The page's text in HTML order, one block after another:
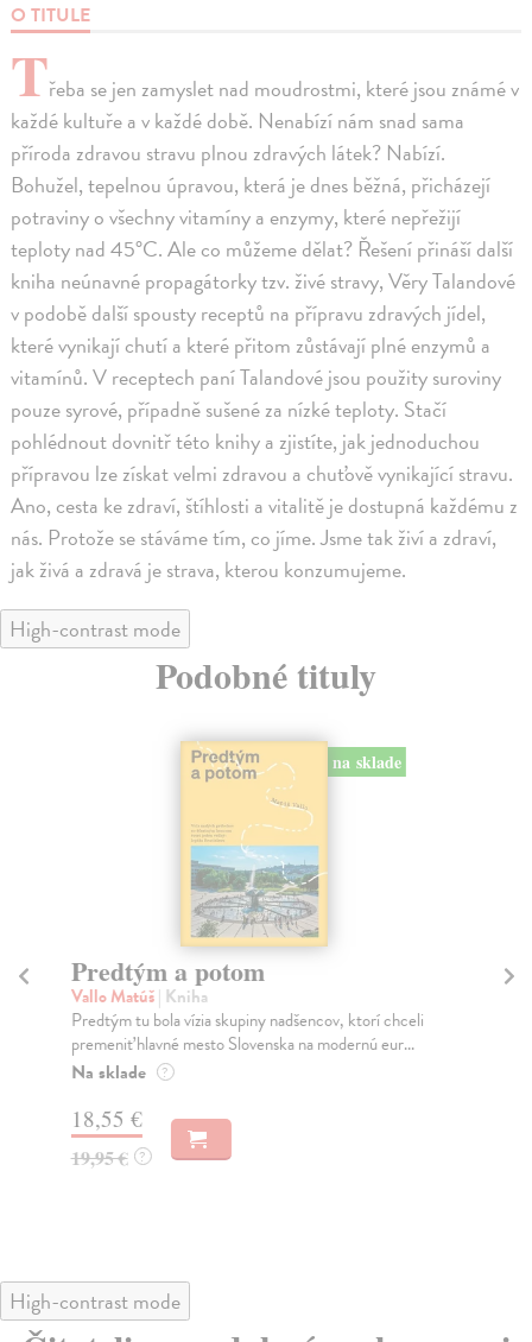
O TITULE
Třeba se jen zamyslet nad moudrostmi, které jsou známé v
každé kultuře a v každé době. Nenabízí nám snad sama
příroda zdravou stravu plnou zdravých látek? Nabízí.
Bohužel, tepelnou úpravou, která je dnes běžná, přicházejí
potraviny o všechny vitamíny a enzymy, které nepřežijí
teploty nad 45°C. Ale co můžeme dělat? Řešení přináší další
kniha neúnavné propagátorky tzv. živé stravy, Věry Talandové
v podobě další spousty receptů na přípravu zdravých jídel,
které vynikají chutí a které přitom zůstávají plné enzymů a
vitamínů. V receptech paní Talandové jsou použity suroviny
pouze syrové, případně sušené za nízké teploty. Stačí
pohlédnout dovnitř této knihy a zjistíte, jak jednoduchou
přípravou lze získat velmi zdravou a chuťově vynikající stravu.
Ano, cesta ke zdraví, štíhlosti a vitalitě je dostupná každému z
nás. Protože se stáváme tím, co jíme. Jsme tak živí a zdraví,
jak živá a zdravá je strava, kterou konzumujeme.
High-contrast mode
Podobné tituly
na sklade
Predtým a potom
Vallo Matúš| Kniha
Predtým tu bola vízia skupiny nadšencov, ktorí chceli
premeniť hlavné mesto Slovenska na modernú eur...
Na sklade ?
18,55 €
19,95 € ?
High-contrast mode